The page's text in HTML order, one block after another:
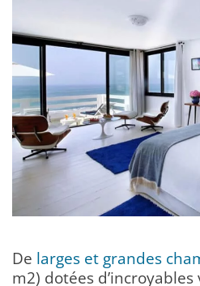
De larges et grandes
m2) dotées